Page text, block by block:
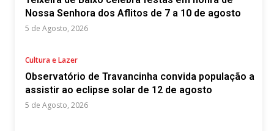
Nossa Senhora dos Aflitos de 7 a 10 de agosto
5 de Agosto, 2026
Cultura e Lazer
Observatório de Travancinha convida população a
assistir ao eclipse solar de 12 de agosto
5 de Agosto, 2026